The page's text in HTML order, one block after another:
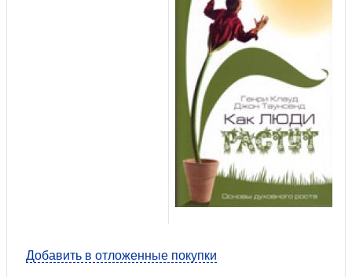
Добавить в отложенные покупки